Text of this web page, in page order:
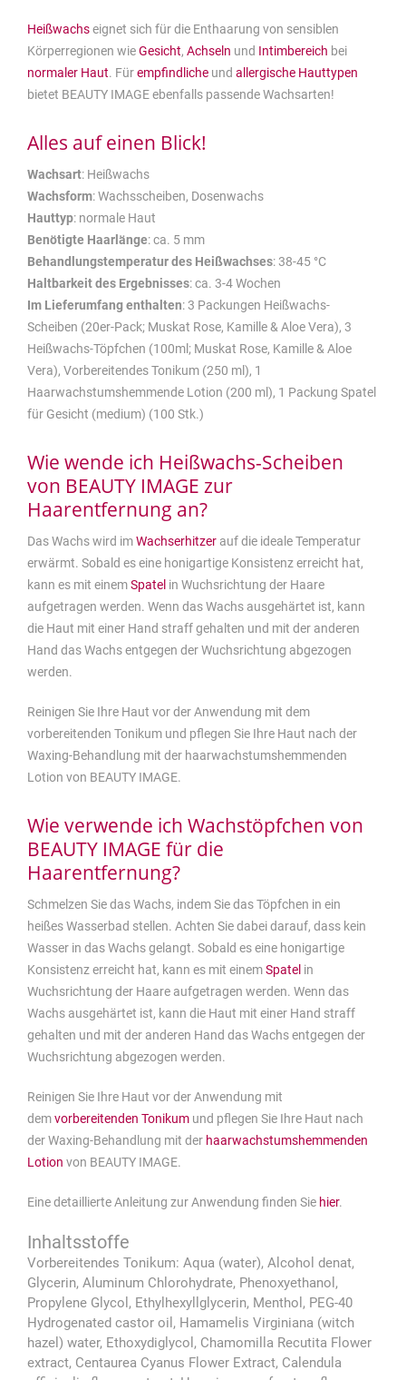
Heißwachseignet sich für die Enthaarung von sensiblen
Körperregionen wieGesicht, Achseln und Intimbereich bei
normaler Haut. Fürempfindliche und allergische Hauttypen
bietet BEAUTY IMAGE ebenfalls passende Wachsarten!
Alles auf einen Blick!
Wachsart: Heißwachs
Wachsform: Wachsscheiben, Dosenwachs
Hauttyp: normale Haut
Benötigte Haarlänge: ca. 5 mm
Behandlungstemperatur des Heißwachses: 38-45 °C
Haltbarkeit des Ergebnisses: ca. 3-4 Wochen
Im Lieferumfang enthalten: 3 Packungen Heißwachs-
Scheiben (20er-Pack; Muskat Rose, Kamille & Aloe Vera), 3
Heißwachs-Töpfchen (100ml; Muskat Rose, Kamille & Aloe
Vera), Vorbereitendes Tonikum (250 ml), 1
Haarwachstumshemmende Lotion (200 ml), 1 Packung Spatel
für Gesicht (medium) (100 Stk.)
Wie wende ich Heißwachs-Scheiben
von BEAUTY IMAGE zur
Haarentfernung an?
Das Wachs wird imWachserhitzer auf die ideale Temperatur
erwärmt. Sobald es eine honigartige Konsistenz erreicht hat,
kann es mit einemSpatel in Wuchsrichtung der Haare
aufgetragen werden. Wenn das Wachs ausgehärtet ist, kann
die Haut mit einer Hand straff gehalten und mit der anderen
Hand das Wachs entgegen der Wuchsrichtung abgezogen
werden.
Reinigen Sie Ihre Haut vor der Anwendung mit dem
vorbereitenden Tonikum und pflegen Sie Ihre Haut nach der
Waxing-Behandlung mit der haarwachstumshemmenden
Lotion von BEAUTY IMAGE.
Wie verwende ich Wachstöpfchen von
BEAUTY IMAGE für die
Haarentfernung?
Schmelzen Sie das Wachs, indem Sie das Töpfchen in ein
heißes Wasserbad stellen. Achten Sie dabei darauf, dass kein
Wasser in das Wachs gelangt. Sobald es eine honigartige
Konsistenz erreicht hat, kann es mit einemSpatel in
Wuchsrichtung der Haare aufgetragen werden. Wenn das
Wachs ausgehärtet ist, kann die Haut mit einer Hand straff
gehalten und mit der anderen Hand das Wachs entgegen der
Wuchsrichtung abgezogen werden.
Reinigen Sie Ihre Haut vor der Anwendung mit
demvorbereitenden Tonikum und pflegen Sie Ihre Haut nach
der Waxing-Behandlung mit der haarwachstumshemmenden
Lotion von BEAUTY IMAGE.
Eine detaillierte Anleitung zur Anwendung finden Sie hier.
Vorbereitendes Tonikum: Aqua (water), Alcohol denat,
Glycerin, Aluminum Chlorohydrate, Phenoxyethanol,
Propylene Glycol, Ethylhexyllglycerin, Menthol, PEG-40
Hydrogenated castor oil, Hamamelis Virginiana (witch
hazel) water, Ethoxydiglycol, Chamomilla Recutita Flower
extract, Centaurea Cyanus Flower Extract, Calendula